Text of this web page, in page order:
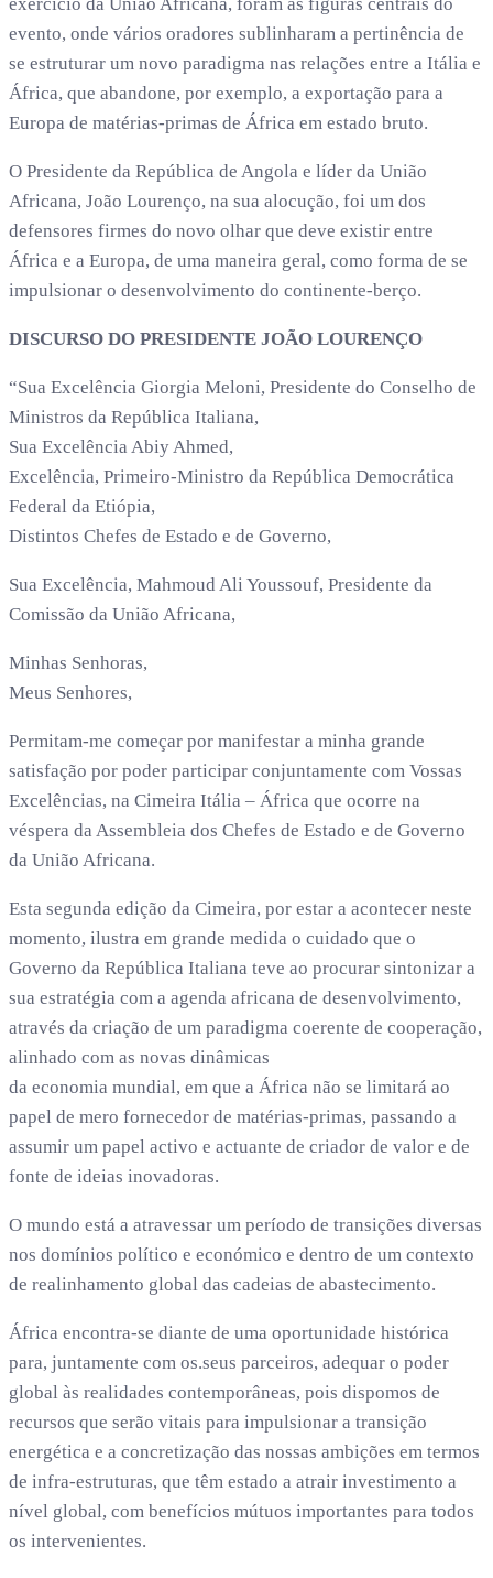
evento, onde vários oradores sublinharam a pertinência de
se estruturar um novo paradigma nas relações entre a Itália e
África, que abandone, por exemplo, a exportação para a
Europa de matérias-primas de África em estado bruto.
O Presidente da República de Angola e líder da União
Africana, João Lourenço, na sua alocução, foi um dos
defensores firmes do novo olhar que deve existir entre
África e a Europa, de uma maneira geral, como forma de se
impulsionar o desenvolvimento do continente-berço.
DISCURSO DO PRESIDENTE JOÃO LOURENÇO
“Sua Excelência Giorgia Meloni, Presidente do Conselho de
Ministros da República Italiana,
Sua Excelência Abiy Ahmed,
Excelência, Primeiro-Ministro da República Democrática
Federal da Etiópia,
Distintos Chefes de Estado e de Governo,
Sua Excelência, Mahmoud Ali Youssouf, Presidente da
Comissão da União Africana,
Minhas Senhoras,
Meus Senhores,
Permitam-me começar por manifestar a minha grande
satisfação por poder participar conjuntamente com Vossas
Excelências, na Cimeira Itália – África que ocorre na
véspera da Assembleia dos Chefes de Estado e de Governo
da União Africana.
Esta segunda edição da Cimeira, por estar a acontecer neste
momento, ilustra em grande medida o cuidado que o
Governo da República Italiana teve ao procurar sintonizar a
sua estratégia com a agenda africana de desenvolvimento,
através da criação de um paradigma coerente de cooperação,
alinhado com as novas dinâmicas
da economia mundial, em que a África não se limitará ao
papel de mero fornecedor de matérias-primas, passando a
assumir um papel activo e actuante de criador de valor e de
fonte de ideias inovadoras.
O mundo está a atravessar um período de transições diversas
nos domínios político e económico e dentro de um contexto
de realinhamento global das cadeias de abastecimento.
África encontra-se diante de uma oportunidade histórica
para, juntamente com os.seus parceiros, adequar o poder
global às realidades contemporâneas, pois dispomos de
recursos que serão vitais para impulsionar a transição
energética e a concretização das nossas ambições em termos
de infra-estruturas, que têm estado a atrair investimento a
nível global, com benefícios mútuos importantes para todos
os intervenientes.